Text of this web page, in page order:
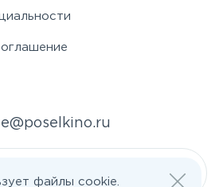
файлы cookie.